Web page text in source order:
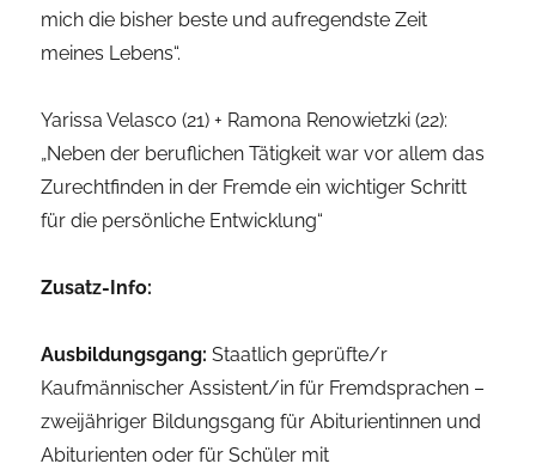
mich die bisher beste und aufregendste Zeit
meines Lebens“.
Yarissa Velasco (21) + Ramona Renowietzki (22):
„Neben der beruflichen Tätigkeit war vor allem das
Zurechtfinden in der Fremde ein wichtiger Schritt
für die persönliche Entwicklung“
Zusatz-Info:
Ausbildungsgang: Staatlich geprüfte/r
Kaufmännischer Assistent/in für Fremdsprachen –
zweijähriger Bildungsgang für Abiturientinnen und
Abiturienten oder für Schüler mit